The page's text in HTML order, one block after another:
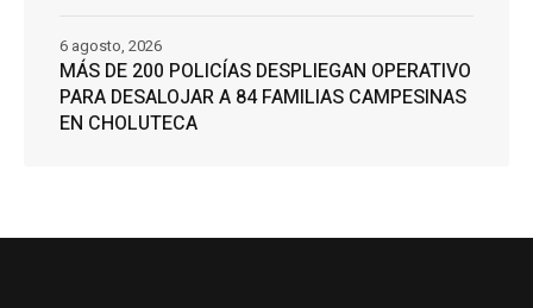
MÁS DE 200 POLICÍAS DESPLIEGAN OPERATIVO
PARA DESALOJAR A 84 FAMILIAS CAMPESINAS
EN CHOLUTECA
6 agosto, 2026